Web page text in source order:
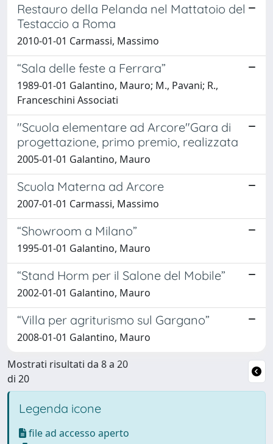
Restauro della Pelanda nel Mattatoio del
Testaccio a Roma
2010-01-01 Carmassi, Massimo
“Sala delle feste a Ferrara”
1989-01-01 Galantino, Mauro; M., Pavani; R.,
Franceschini Associati
"Scuola elementare ad Arcore"Gara di
progettazione, primo premio, realizzata
2005-01-01 Galantino, Mauro
Scuola Materna ad Arcore
2007-01-01 Carmassi, Massimo
“Showroom a Milano”
1995-01-01 Galantino, Mauro
“Stand Horm per il Salone del Mobile”
2002-01-01 Galantino, Mauro
“Villa per agriturismo sul Gargano”
2008-01-01 Galantino, Mauro
Mostrati risultati da 8 a 20
di 20
Legenda icone
file ad accesso aperto